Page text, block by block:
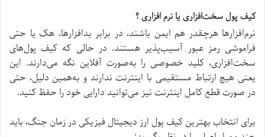
کیف پول سخت‌افزاری یا نرم افزاری ؟
نرم‌افزار‌ها هرچقدر هم ایمن باشند، در برابر بدافزارها، هک یا حتی
فراموشی رمز عبور آسیب‌پذیر هستند. در حالی که کیف پول‌های
سخت‌افزاری، کلید خصوصی را به‌صورت آفلاین نگه می‌دارند. این
یعنی هیچ ارتباط مستقیمی با اینترنت ندارند و به‌همین دلیل، حتی
در صورت قطع کامل اینترنت نیز می‌توانید دارایی خود را حفظ کنید.
برای انتخاب بهترین کیف پول ارز دیجیتال فیزیکی در زمان جنگ، باید